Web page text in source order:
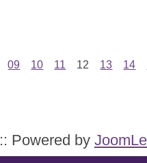
09 10 11 12 13 14
:: Powered by